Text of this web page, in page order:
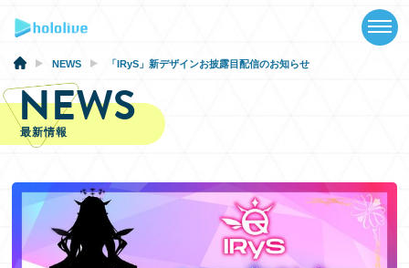
NEWS
SCHEDULE
EVENTS
NEWS 「IRyS」新デザインお披露目配信のお知らせ
NEWS
最新情報